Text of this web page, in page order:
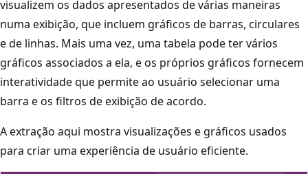
visualizem os dados apresentados de várias maneiras
numa exibição, que incluem gráficos de barras, circulares
e de linhas. Mais uma vez, uma tabela pode ter vários
gráficos associados a ela, e os próprios gráficos fornecem
interatividade que permite ao usuário selecionar uma
barra e os filtros de exibição de acordo.
A extração aqui mostra visualizações e gráficos usados
para criar uma experiência de usuário eficiente.